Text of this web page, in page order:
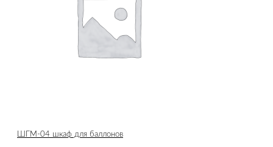
ШГМ-04 шкаф для баллонов